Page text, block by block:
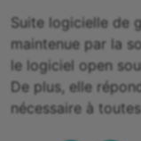
Suite logicielle de
maintenue par la
le logiciel open
De plus, elle
nécessaire à